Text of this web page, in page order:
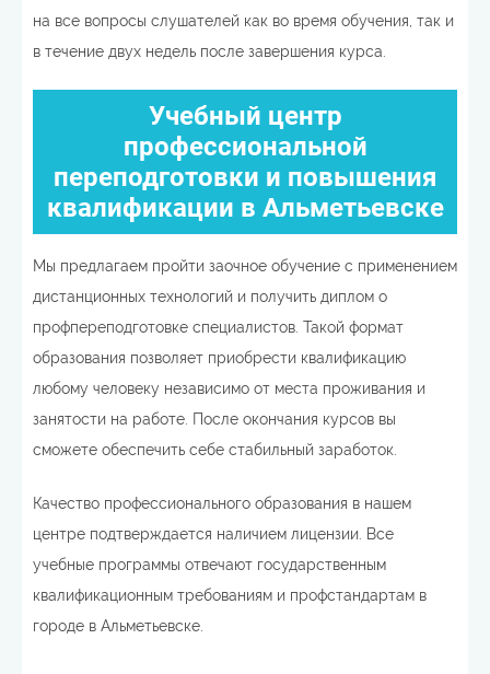
на все вопросы слушателей как во время обучения, так и
в течение двух недель после завершения курса.
Учебный центр
профессиональной
переподготовки и повышения
квалификации в Альметьевске
Мы предлагаем пройти заочное обучение с применением
дистанционных технологий и получить диплом о
профпереподготовке специалистов. Такой формат
образования позволяет приобрести квалификацию
любому человеку независимо от места проживания и
занятости на работе. После окончания курсов вы
сможете обеспечить себе стабильный заработок.
Качество профессионального образования в нашем
центре подтверждается наличием лицензии. Все
учебные программы отвечают государственным
квалификационным требованиям и профстандартам в
городе в Альметьевске.